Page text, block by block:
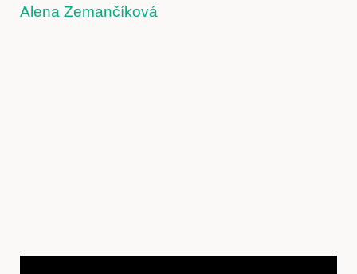
Alena Zemančíková